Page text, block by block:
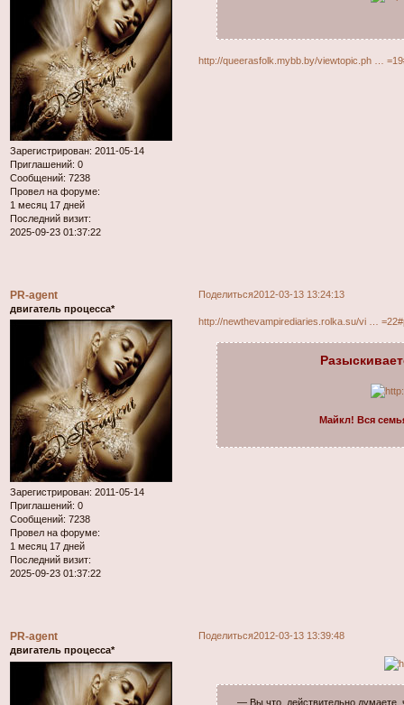
Зарегистрирован: 2011-05-14
Приглашений: 0
Сообщений: 7238
Провел на форуме:
1 месяц 17 дней
Последний визит:
2025-09-23 01:37:22
http://queerasfolk.mybb.by/viewtopic.ph …
Поделиться2012-03-13 13:24:13
PR-agent
двигатель процесса*
Зарегистрирован: 2011-05-14
Приглашений: 0
Сообщений: 7238
Провел на форуме:
1 месяц 17 дней
Последний визит:
2025-09-23 01:37:22
http://newthevampirediaries.rolka.su/vi …
Майкл! Вся
Поделиться2012-03-13 13:39:48
PR-agent
двигатель процесса*
— Вы что, действительно думаете,